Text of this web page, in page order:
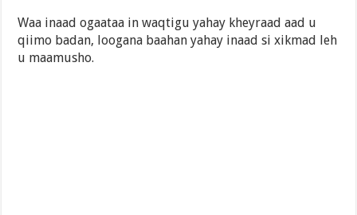
Waa inaad ogaataa in waqtigu yahay kheyraad aad u
qiimo badan, loogana baahan yahay inaad si xikmad leh
u maamusho.